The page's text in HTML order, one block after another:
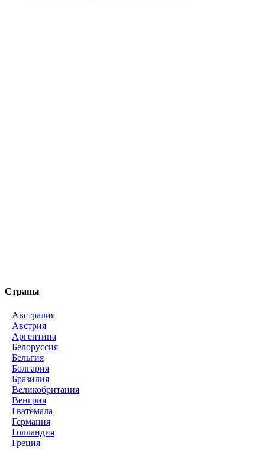
Страны
Австралия
Австрия
Аргентина
Белоруссия
Бельгия
Болгария
Бразилия
Великобритания
Венгрия
Гватемала
Германия
Голландия
Греция